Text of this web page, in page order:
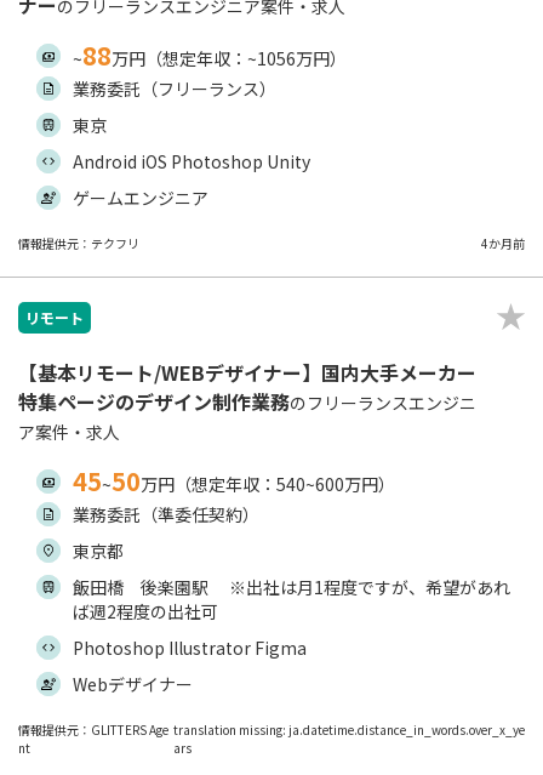
のフリーランスエンジニア案件・求人
~88万円（想定年収：~1056万円）
業務委託（フリーランス）
東京
Android iOS Photoshop Unity
ゲームエンジニア
情報提供元：テクフリ 4か月前
リモート
【基本リモート/WEBデザイナー】国内大手メーカー
特集ページのデザイン制作業務のフリーランスエンジニ
ア案件・求人
45~50万円（想定年収：540~600万円）
業務委託（準委任契約）
東京都
飯田橋 後楽園駅 ※出社は月1程度ですが、希望があれ
ば週2程度の出社可
Photoshop Illustrator Figma
Webデザイナー
情報提供元：GLITTERS Age
nt
translation missing: ja.datetime.distance_in_words.over_x_ye
ars